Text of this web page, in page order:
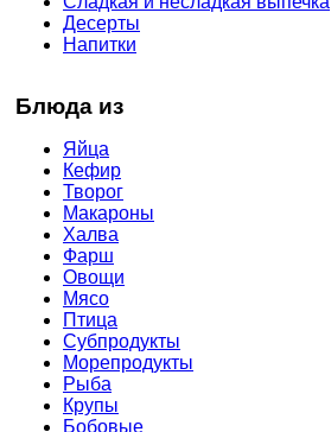
Десерты
Напитки
Блюда из
Яйца
Кефир
Творог
Макароны
Халва
Фарш
Овощи
Мясо
Птица
Субпродукты
Морепродукты
Рыба
Крупы
Бобовые